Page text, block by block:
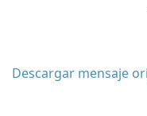
Descargar mensaje